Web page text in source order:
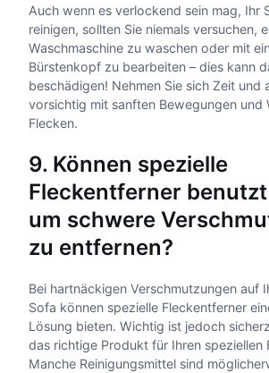
Auch wenn es verlockend sein mag, Ihr
reinigen, sollten Sie niemals versuchen,
Waschmaschine zu waschen oder mit
Bürstenkopf zu bearbeiten – dies kann
beschädigen! Nehmen Sie sich Zeit und
vorsichtig mit sanften Bewegungen und
Flecken.
9. Können spezielle
Fleckentferner
um schwere
zu entfernen?
Bei hartnäckigen Verschmutzungen auf
Sofa können spezielle Fleckentferner
Lösung bieten. Wichtig ist jedoch
das richtige Produkt für Ihren speziellen
Manche Reinigungsmittel sind